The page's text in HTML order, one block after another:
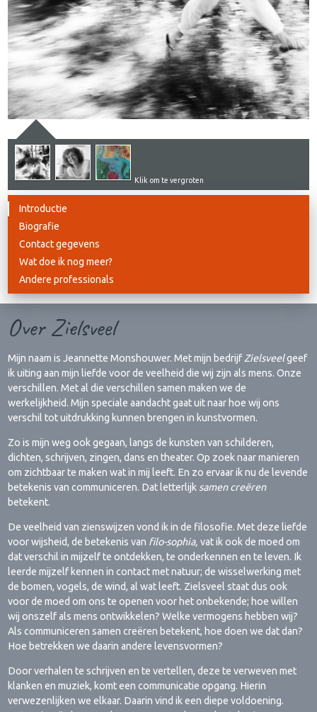
Klik om te vergroten
Introductie
Biografie
Contact gegevens
Wat doe ik nog meer?
Andere professionals
Over Zielsveel
Mijn naam is Jeannette Monshouwer. Met mijn bedrijf Zielsveelgeef
ik uiting aan mijn liefde voor de veelheid die wij zijn als mens. Onze
verschillen. Met al die verschillen samen maken we de
werkelijkheid. Mijn speciale aandacht gaat uit naar hoe wij ons
verschil tot uitdrukking kunnen brengen in kunstvormen.
Zo is mijn weg ook gegaan, langs de kunsten van schilderen,
dichten, schrijven, zingen, dans en theater. Op zoek naar manieren
om zichtbaar te maken wat in mij leeft. En zo ervaar ik nu de levende
betekenis van communiceren. Dat letterlijk samen creëren
betekent.
De veelheid van zienswijzen vond ik in de filosofie. Met deze liefde
voor wijsheid, de betekenis van filo-sophia, vat ik ook de moed om
dat verschil in mijzelf te ontdekken, te onderkennen en te leven. Ik
leerde mijzelf kennen in contact met natuur; de wisselwerking met
de bomen, vogels, de wind, al wat leeft. Zielsveel staat dus ook
voor de moed om ons te openen voor het onbekende; hoe willen
wij onszelf als mens ontwikkelen? Welke vermogens hebben wij?
Als communiceren samen creëren betekent, hoe doen we dat dan?
Hoe betrekken we daarin andere levensvormen?
Door verhalen te schrijven en te vertellen, deze te verweven met
klanken en muziek, komt een communicatie opgang. Hierin
verwezenlijken we elkaar. Daarin vind ik een diepe voldoening.